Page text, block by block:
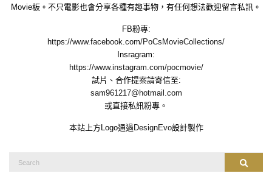
Movie板。不只電影也會分享各種有趣事物，有任何想法歡迎留言私訊。
FB粉專:
https://www.facebook.com/PoCsMovieCollections/
Insragram:
https://www.instagram.com/pocmovie/
試片、合作提案請寄信至:
sam961217@hotmail.com
或直接私訊粉專。
本站上方Logo通過 DesignEvo設計製作
Search
Search